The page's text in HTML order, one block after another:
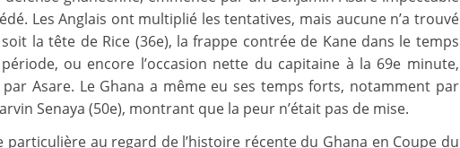
Les Anglais ont multiplié les tentatives, mais aucune n’a trouvé
la tête de Rice (36e), la frappe contrée de Kane dans le temps
ou encore l’occasion nette du capitaine à la 69e minute,
Asare. Le Ghana a même eu ses temps forts, notamment par
Senaya (50e), montrant que la peur n’était pas de mise.
particulière au regard de l’histoire récente du Ghana en Coupe du